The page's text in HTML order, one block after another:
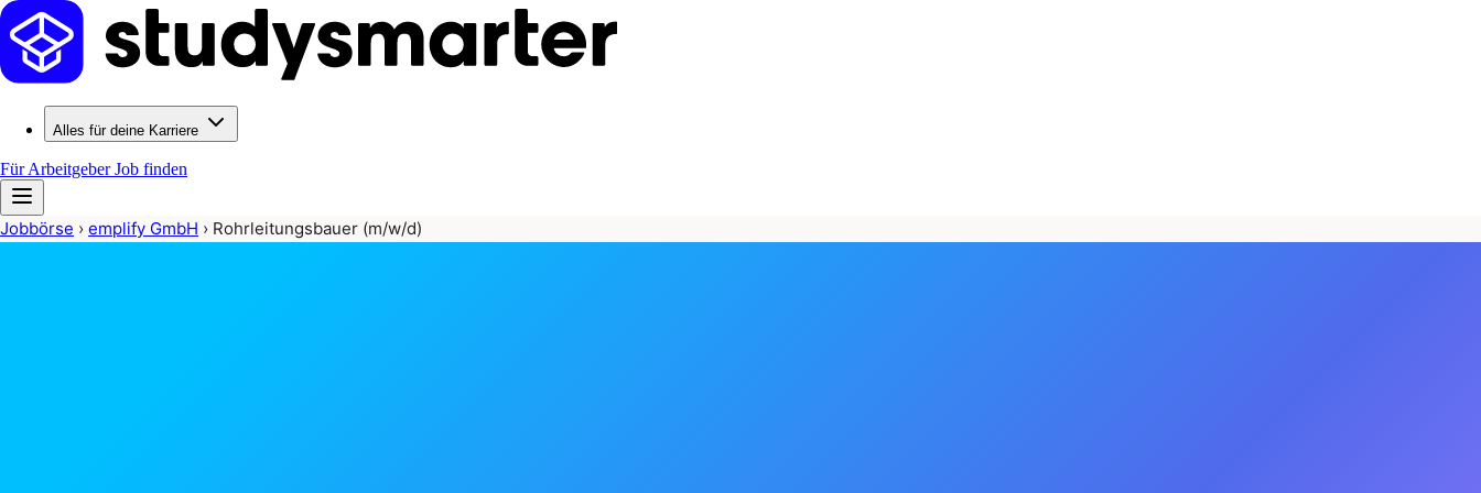
Alles für deine Karriere
Für ArbeitgeberJob finden
Jobbörse › emplify GmbH › Rohrleitungsbauer (m/w/d)